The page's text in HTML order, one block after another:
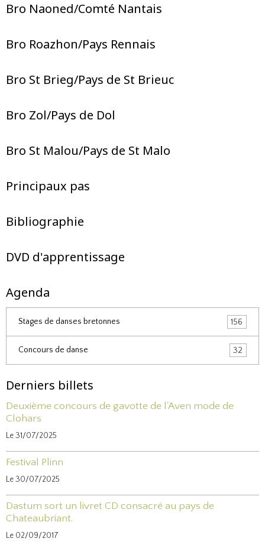
Bro Naoned/Comté Nantais
Bro Roazhon/Pays Rennais
Bro St Brieg/Pays de St Brieuc
Bro Zol/Pays de Dol
Bro St Malou/Pays de St Malo
Principaux pas
Bibliographie
DVD d'apprentissage
Agenda
Stages de danses bretonnes 156
Concours de danse 32
Derniers billets
Deuxième concours de gavotte de l'Aven mode de
Clohars
Le 31/07/2025
Festival Plinn
Le 30/07/2025
Dastum sort un livret CD consacré au pays de
Chateaubriant.
Le 02/09/2017